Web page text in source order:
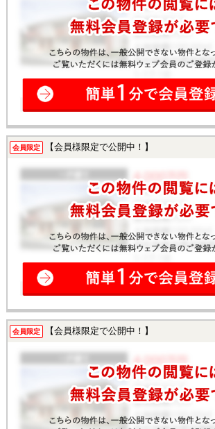
会員限定 【会員様限定で公開中！】
会員限定 【会員様限定で公開中！】